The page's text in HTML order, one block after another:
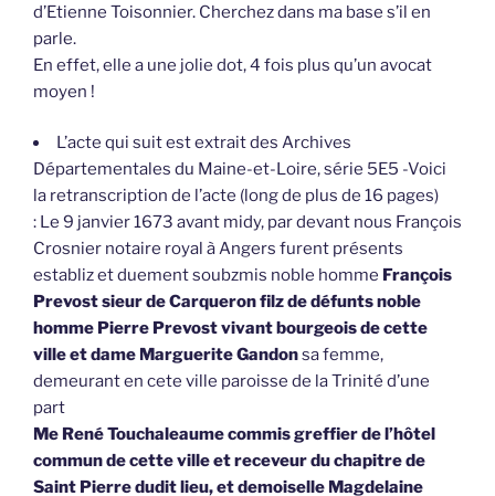
d’Etienne Toisonnier. Cherchez dans ma base s’il en
parle.
En effet, elle a une jolie dot, 4 fois plus qu’un avocat
moyen !
L’acte qui suit est extrait des Archives
Départementales du Maine-et-Loire, série 5E5 -Voici
la retranscription de l’acte (long de plus de 16 pages)
: Le 9 janvier 1673 avant midy, par devant nous François
Crosnier notaire royal à Angers furent présents
establiz et duement soubzmis noble homme François
Prevost sieur de Carqueron filz de défunts noble
homme Pierre Prevost vivant bourgeois de cette
ville et dame Marguerite Gandonsa femme,
demeurant en cete ville paroisse de la Trinité d’une
part
Me René Touchaleaume commis greffier de l’hôtel
commun de cette ville et receveur du chapitre de
Saint Pierre dudit lieu, et demoiselle Magdelaine